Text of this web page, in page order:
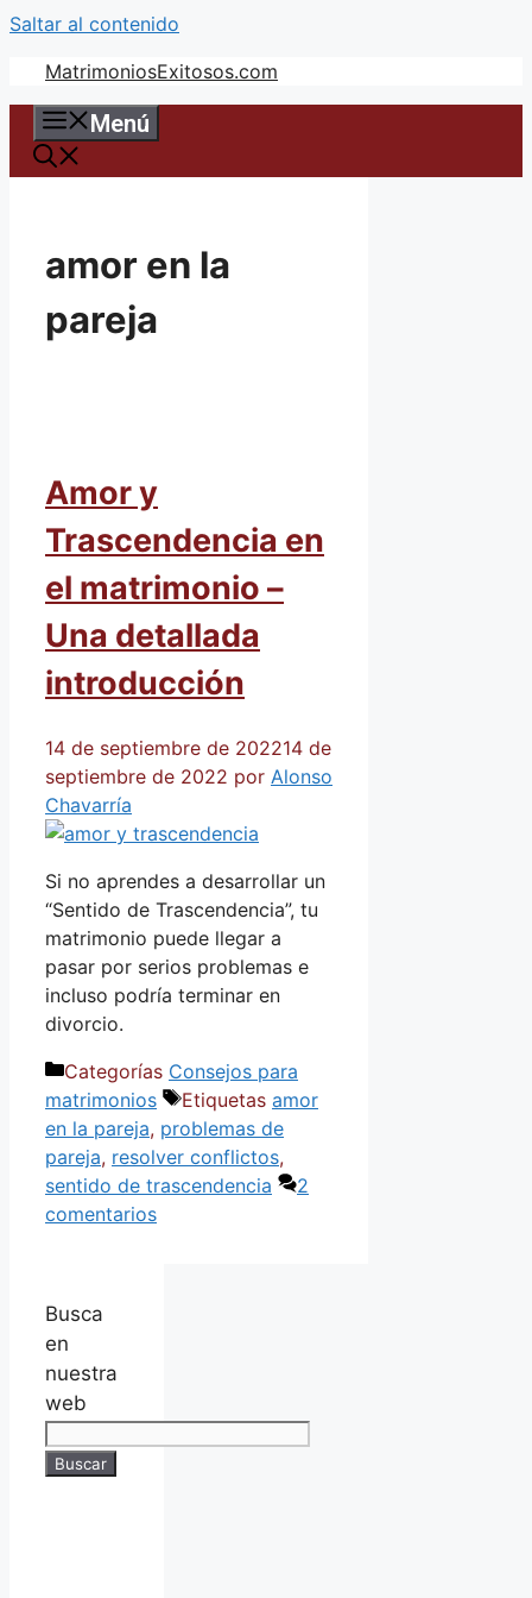
Saltar al contenido
MatrimoniosExitosos.com
Menú
amor en la
pareja
Amor y
Trascendencia en
el matrimonio –
Una detallada
introducción
14 de septiembre de 202214 de
septiembre de 2022 por Alonso
Chavarría
Si no aprendes a desarrollar un
“Sentido de Trascendencia”, tu
matrimonio puede llegar a
pasar por serios problemas e
incluso podría terminar en
divorcio.
Categorías Consejos para
matrimonios
Etiquetas amor
en la pareja, problemas de
pareja, resolver conflictos,
sentido de trascendencia
2
comentarios
Busca
en
nuestra
web
Buscar